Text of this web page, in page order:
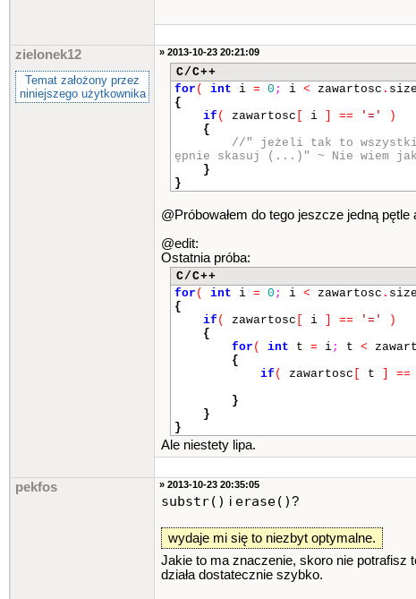
zielonek12
Temat założony przez
niniejszego użytkownika
» 2013-10-23 20:21:09
C/C++
for ( int i = 0 ; i < zawartosc . size
{
if ( zawartosc i == '='
)
{
//" jeżeli tak to
ępnie skasuj (...)" ~ Nie wiem
}
}
@Próbowałem do tego jeszcze jedną
@edit:
Ostatnia próba:
C/C++
for ( int i = 0 ; i < zawartosc . size
{
if ( zawartosc i == '='
)
{
for ( int t = i; t <
{
if ( zawartosc t ==
}
}
}
Ale niestety lipa.
pekfos » 2013-10-23 20:35:05
substr() i erase()?
wydaje mi się to niezbyt optymalne.
Jakie to ma znaczenie, skoro nie potrafisz
działa dostatecznie szybko.